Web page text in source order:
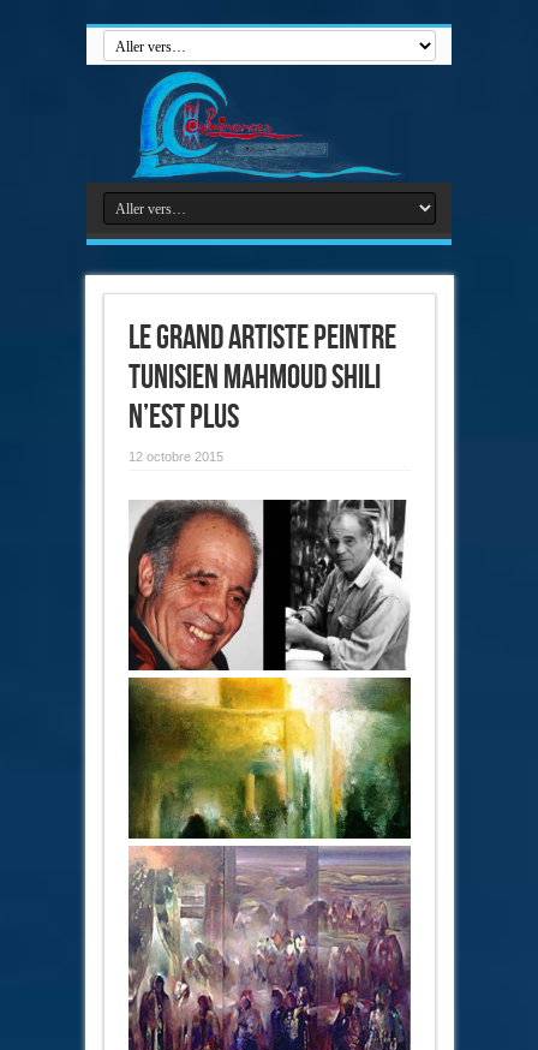
le grand artiste peintre
tunisien Mahmoud Shili
n’est plus
12 octobre 2015